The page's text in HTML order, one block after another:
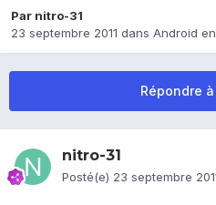
Par nitro-31
23 septembre 2011 dans Android
Répondre
nitro-31
Posté(e) 23 septembre